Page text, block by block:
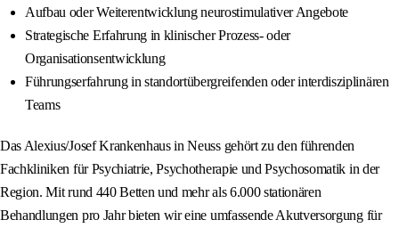
Aufbau oder Weiterentwicklung neurostimulativer Angebote
Strategische Erfahrung in klinischer Prozess- oder
Organisationsentwicklung
Führungserfahrung in standortübergreifenden oder interdisziplinären
Teams
Das Alexius/Josef Krankenhaus in Neuss gehört zu den führenden
Fachkliniken für Psychiatrie, Psychotherapie und Psychosomatik in der
Region. Mit rund 440 Betten und mehr als 6.000 stationären
Behandlungen pro Jahr bieten wir eine umfassende Akutversorgung für